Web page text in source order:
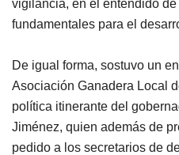
vigilancia, en el entendido
fundamentales para el
De igual forma, sostuvo un
Asociación Ganadera Local
política itinerante del
Jiménez, quien además de
pedido a los secretarios de